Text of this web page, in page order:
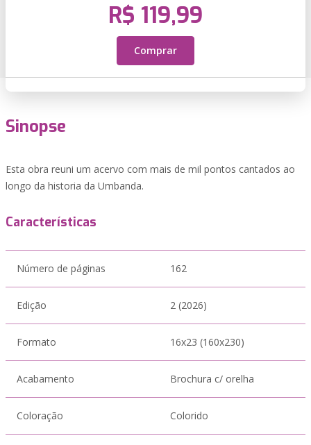
R$ 119,99
Comprar
Sinopse
Esta obra reuni um acervo com mais de mil pontos cantados ao
longo da historia da Umbanda.
Características
Número de páginas 162
Edição 2 (2026)
Formato 16x23 (160x230)
Acabamento Brochura c/ orelha
Coloração Colorido